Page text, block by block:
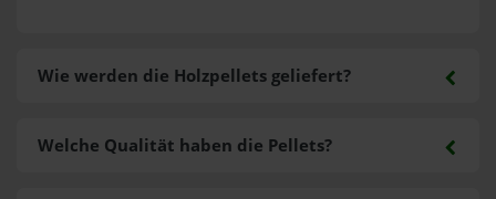
Wie werden die Holzpellets geliefert?
Welche Qualität haben die Pellets?